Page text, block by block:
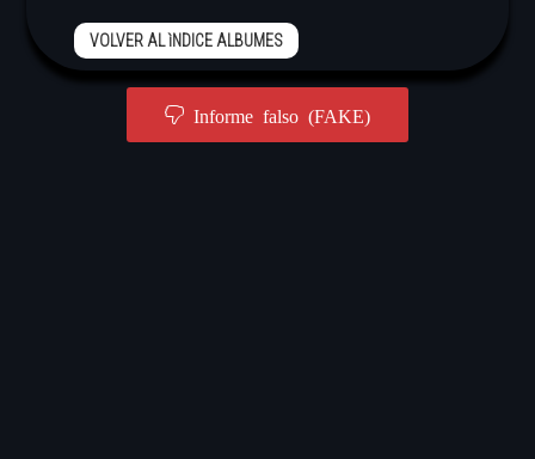
VOLVER AL ìNDICE ALBUMES
Informe falso (FAKE)